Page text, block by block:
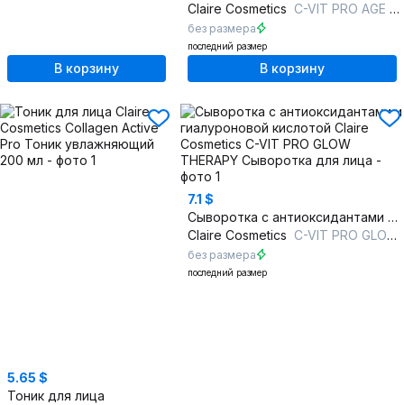
В корзину
Claire Cosmetics C-VIT PRO AGE THERAPY Крем-филлер для кожи вокруг глаз
без размера
последний размер
В корзину
5.65 $
Тоник для лица
7.1 $
Сыворотка с антиоксидантами и гиалуроновой кислотой
Claire Cosmetics C-VIT PRO GLOW THERAPY Сыворотка для лица
без размера
последний размер